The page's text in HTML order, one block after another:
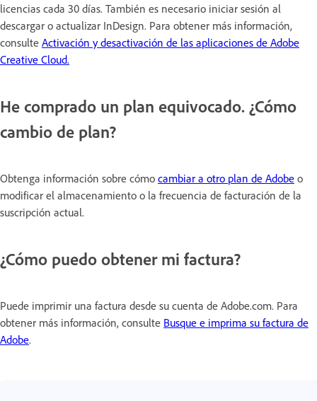
licencias cada 30 días. También es necesario iniciar sesión al
descargar o actualizar InDesign. Para obtener más información,
consulte Activación y desactivación de las aplicaciones de Adobe
Creative Cloud.
He comprado un plan equivocado. ¿Cómo
cambio de plan?
Obtenga información sobre cómo cambiar a otro plan de Adobe o
modificar el almacenamiento o la frecuencia de facturación de la
suscripción actual.
¿Cómo puedo obtener mi factura?
Puede imprimir una factura desde su cuenta de Adobe.com. Para
obtener más información, consulte Busque e imprima su factura de
Adobe.